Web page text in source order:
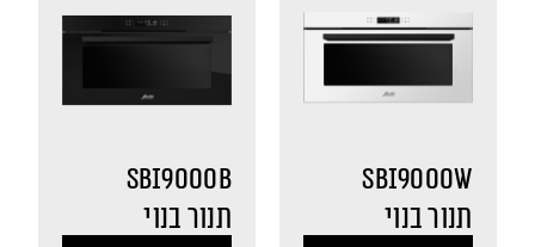
SBI9000W
תנור בנוי
SBI9000B
תנור בנוי